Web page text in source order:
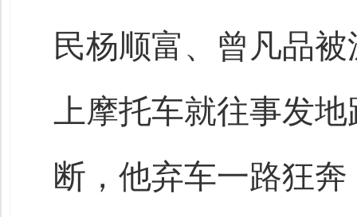
民杨顺富、曾凡品
上摩托车就往事发
断，他弃车一路狂